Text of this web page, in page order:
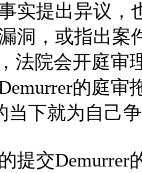
实提出异议，
洞，或指出案
法院会开庭审
的庭审
当下就为自己
提交Demurrer